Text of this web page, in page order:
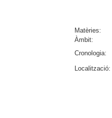
Matèries:
Àmbit:
Cronologia:
Localització: